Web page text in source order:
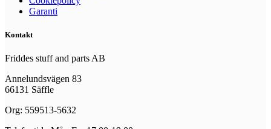
Garanti
Kontakt
Friddes stuff and parts AB
Annelundsvägen 83
66131 Säffle
Org: 559513-5632